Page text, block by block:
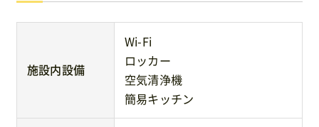
施設内設備
Wi-Fi
ロッカー
空気清浄機
簡易キッチン